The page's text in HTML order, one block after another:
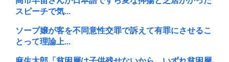
スピーチで気...
ソープ嬢が客を不同意性交罪で訴えて有罪にさせるこ
とって理論上...